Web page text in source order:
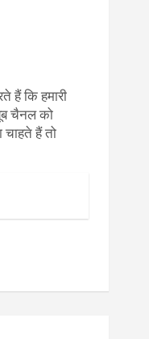
हैं कि हमारी
चैनल को
हैं तो